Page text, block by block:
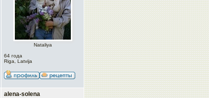
Nataliya
64 года
Riga, Latvija
alena-solena